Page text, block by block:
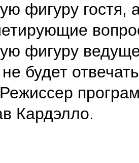
фигуру гостя,
фигуру
будет
Кардэлло.